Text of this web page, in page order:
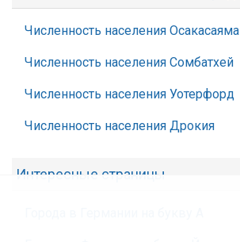
Численность населения Осакасаяма
Численность населения Сомбатхей
Численность населения Уотерфорд
Численность населения Дрокия
Интересные страницы